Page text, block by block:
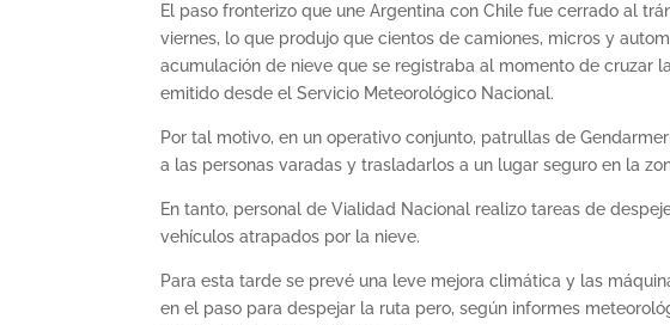
El paso fronterizo que une Argentina con Chile fue cerrado al
viernes, lo que produjo que cientos de camiones, micros y
acumulación de nieve que se registraba al momento de cruzar
emitido desde el Servicio Meteorológico Nacional.
Por tal motivo, en un operativo conjunto, patrullas de
a las personas varadas y trasladarlos a un lugar seguro en la
En tanto, personal de Vialidad Nacional realizo tareas de
vehículos atrapados por la nieve.
Para esta tarde se prevé una leve mejora climática y las
en el paso para despejar la ruta pero, según informes